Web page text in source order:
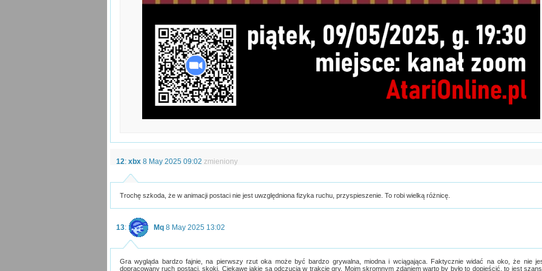
12: xbx 8 May 2025 09:02 zmieniony
Trochę szkoda, że w animacji postaci nie jest uwzględniona fizyka ruchu, przyspieszenie. To robi wielką różnicę.
13: Mq 8 May 2025 13:02
Gra wygląda bardzo fajnie, na pierwszy rzut oka może być bardzo grywalna, miodna i wciągająca. Faktycznie widać na oko, że nie
dopracowany ruch postaci, skoki. Ciekawe jakie są odczucia w trakcie gry. Moim skromnym zdaniem warto by było to dopieścić, to jest